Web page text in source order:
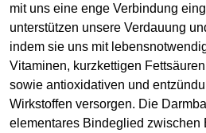
mit uns eine enge Verbindung
unterstützen unsere Verdauung
indem sie uns mit
Vitaminen, kurzkettigen
sowie antioxidativen und
Wirkstoffen versorgen. Die
elementares Bindeglied zwischen